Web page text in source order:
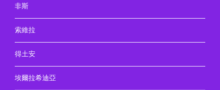
非斯
索維拉
得土安
埃爾拉希迪亞